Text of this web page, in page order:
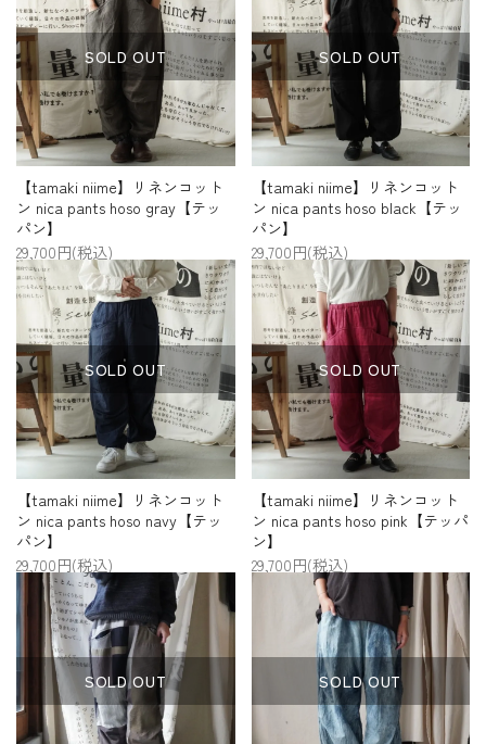
SOLD OUT
【tamaki niime】リネンコット
ン nica pants hoso gray【テッ
パン】
29,700円(税込)
SOLD OUT
【tamaki niime】リネンコット
ン nica pants hoso black【テッ
パン】
29,700円(税込)
SOLD OUT
【tamaki niime】リネンコット
ン nica pants hoso navy【テッ
パン】
29,700円(税込)
SOLD OUT
【tamaki niime】リネンコット
ン nica pants hoso pink【テッパ
ン】
29,700円(税込)
SOLD OUT SOLD OUT